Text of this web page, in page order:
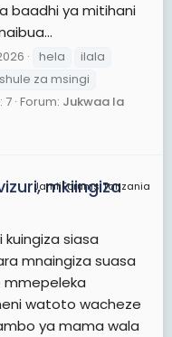
baadhi ya mitihani
hela
ilala
shule za msingi
7 Forum: Jukwaa la
JamiiForums Tanzania
mkiingiza
siasa
mnaingiza suasa
mmepeleka
watoto wacheze
ya mama wala